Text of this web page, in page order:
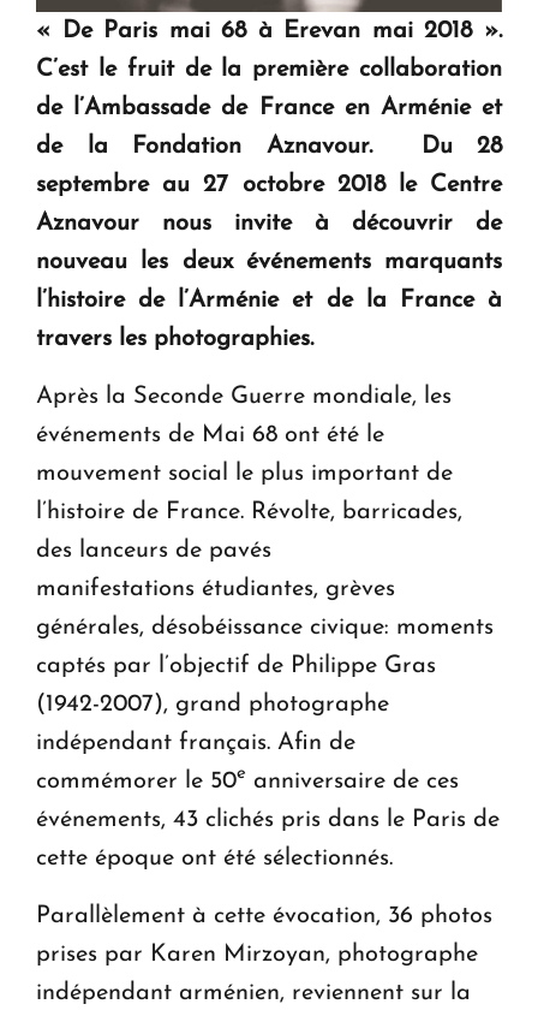
« De Paris mai 68 à Erevan mai 2018 ».
C’est le fruit de la première collaboration
de l’Ambassade de France en Arménie et
de la Fondation Aznavour. Du 28
septembre au 27 octobre 2018 le Centre
Aznavour nous invite à découvrir de
nouveau les deux événements marquants
l’histoire de l’Arménie et de la France à
travers les photographies.
Après la Seconde Guerre mondiale, les
événements de Mai 68 ont été le
mouvement social le plus important de
l’histoire de France. Révolte, barricades,
des lanceurs de pavés
manifestations étudiantes, grèves
générales, désobéissance civique: moments
captés par l’objectif de Philippe Gras
(1942-2007), grand photographe
indépendant français. Afin de
commémorer le 50e anniversaire de ces
événements, 43 clichés pris dans le Paris de
cette époque ont été sélectionnés.
Parallèlement à cette évocation, 36 photos
prises par Karen Mirzoyan, photographe
indépendant arménien, reviennent sur la